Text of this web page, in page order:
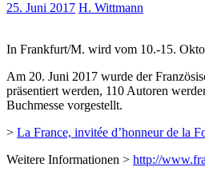
25. Juni 2017 H. Wittmann
In Frankfurt/M. wird vom 10.-15.
Am 20. Juni 2017 wurde der
präsentiert werden, 110 Autoren
Buchmesse vorgestellt.
> La France, invitée d’honneur de la
Weitere Informationen > http://